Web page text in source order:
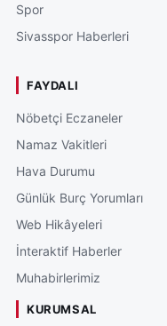
Spor
Sivasspor Haberleri
FAYDALI
Nöbetçi Eczaneler
Namaz Vakitleri
Hava Durumu
Günlük Burç Yorumları
Web Hikâyeleri
İnteraktif Haberler
Muhabirlerimiz
KURUMSAL